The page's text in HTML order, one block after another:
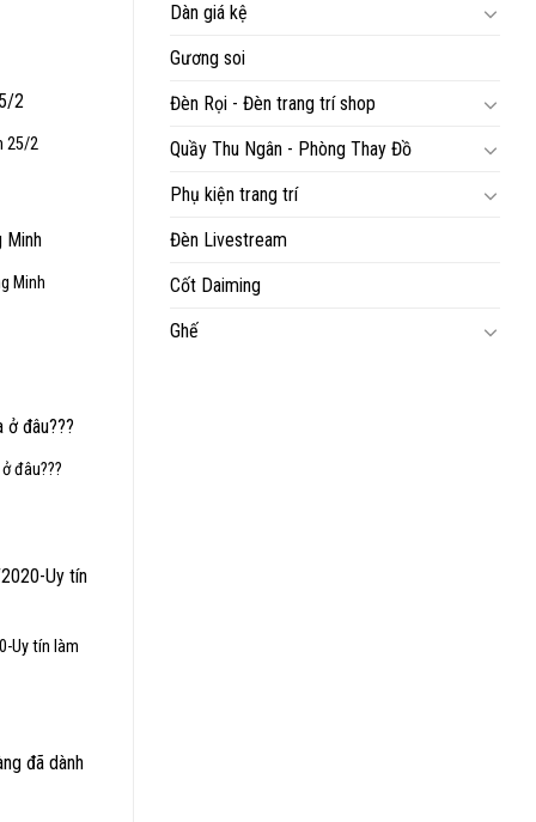
Dàn giá kệ
Gương soi
Đèn Rọi - Đèn trang trí shop
Quầy Thu Ngân - Phòng Thay Đồ
Phụ kiện trang trí
Đèn Livestream
Cốt Daiming
Ghế
25/2
Minh
đâu???
Uy tín làm